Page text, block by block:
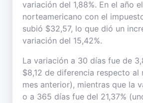
variación del 1,88%. En el año
norteamericano con el
subió $32,57, lo que dió un
variación del 15,42%.
La variación a 30 días fue de
$8,12 de diferencia respecto al
mes anterior), mientras que la
o a 365 días fue del 21,37%